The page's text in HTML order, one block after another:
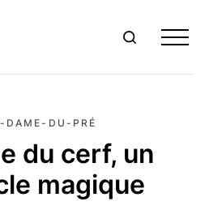
DAME-DU-PRÉ
du cerf, un
magique